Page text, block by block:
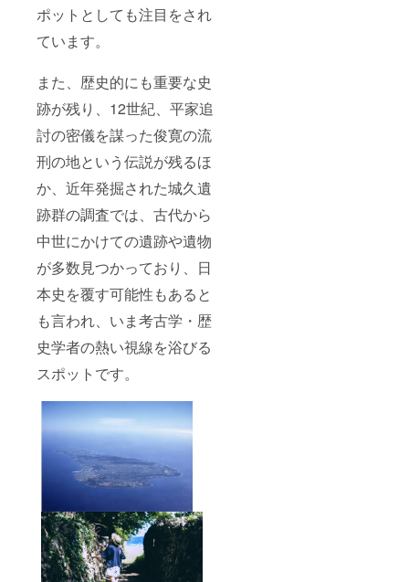
ポットとしても注目をされ
ています。
また、歴史的にも重要な史
跡が残り、12世紀、平家追
討の密儀を謀った俊寛の流
刑の地という伝説が残るほ
か、近年発掘された城久遺
跡群の調査では、古代から
中世にかけての遺跡や遺物
が多数見つかっており、日
本史を覆す可能性もあると
も言われ、いま考古学・歴
史学者の熱い視線を浴びる
スポットです。